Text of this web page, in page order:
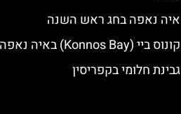
איה נאפה בחג ראש השנה
קונוס ביי (Konnos Bay) באיה נאפה
גבינת חלומי בקפריסין